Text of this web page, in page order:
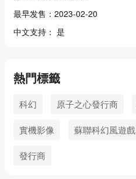
最早发售：2023-02-20
中文支持： 是
熱門標籤
科幻 原子之心發行商
實機影像 蘇聯科幻風遊戲
發行商